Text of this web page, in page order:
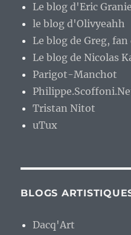
Le blog d'Eric
le blog d'Olivyeahh
Le blog de Greg,
Le blog de Nicolas
Parigot-Manchot
Tristan Nitot
uTux
BLOGS
Dacq'Art